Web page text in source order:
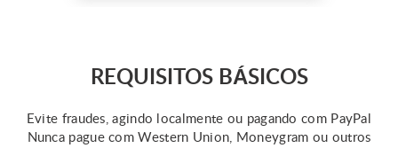
REQUISITOS BÁSICOS
Evite fraudes, agindo localmente ou pagando com PayPal
Nunca pague com Western Union, Moneygram ou outros